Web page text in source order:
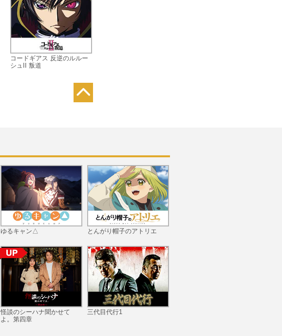
コードギアス 反逆のルルー
シュII 叛道
いていける
第十一話 兆しの鳥の目は
醒めて
第十二話 あなたの世界に
祝福を
ゆるキャン△
怪談のシーハナ聞かせて
よ。第四章
とんがり帽子のアトリエ
三代目代行1